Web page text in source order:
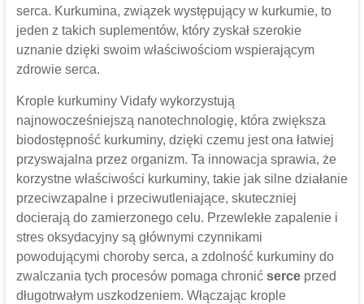
serca. Kurkumina, związek występujący w kurkumie, to
jeden z takich suplementów, który zyskał szerokie
uznanie dzięki swoim właściwościom wspierającym
zdrowie serca.
Krople kurkuminy Vidafy wykorzystują
najnowocześniejszą nanotechnologię, która zwiększa
biodostępność kurkuminy, dzięki czemu jest ona łatwiej
przyswajalna przez organizm. Ta innowacja sprawia, że ​​
korzystne właściwości kurkuminy, takie jak silne działanie
przeciwzapalne i przeciwutleniające, skuteczniej
docierają do zamierzonego celu. Przewlekłe zapalenie i
stres oksydacyjny są głównymi czynnikami
powodującymi choroby serca, a zdolność kurkuminy do
zwalczania tych procesów pomaga chronić serceprzed
długotrwałym uszkodzeniem. Włączając krople